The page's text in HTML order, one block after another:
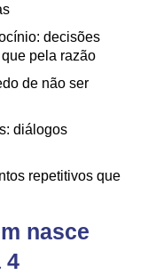
decisões
pela razão
de não ser
diálogos
repetitivos que
nasce
4